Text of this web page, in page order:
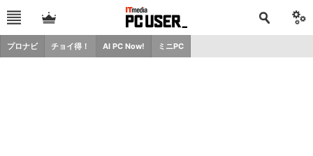
プロナビ チョイ得！ AI PC Now! ミニPC